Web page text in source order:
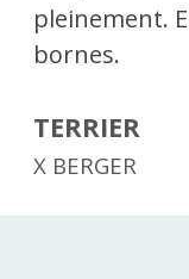
pleinement.
bornes.
TERRIER
X BERGER